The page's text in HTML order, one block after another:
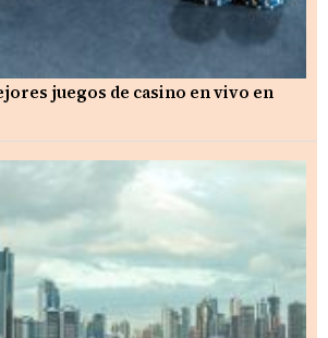
juegos de casino en vivo en